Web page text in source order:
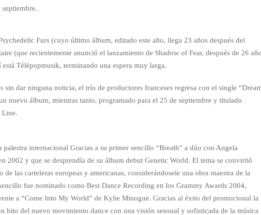
septiembre.
Furs (cuyo último álbum, editado este año, llega 23 años después del
(que recientemente anunció el lanzamiento de Shadow of Fear, después de 26
Télépopmusik, terminando una espera muy larga.
sin dar ninguna noticia, el trío de productores franceses regresa con el single
nuevo álbum, mientras tanto, programado para el 25 de septiembre y titulado
Line.
palestra internacional Gracias a su primer sencillo “Breath” a dúo con Angela
2002 y que se desprendía de su álbum debut Genetic World. El tema se convirtió
de las carteleras europeas y americanas, considerándosele una obra maestra de la
fue nominado como Best Dance Recording en los Grammy Awards 2004,
a “Come Into My World” de Kylie Minogue. Gracias al éxito del promocional la
hito del nuevo movimiento dance con una visión sensual y sofisticada de la música